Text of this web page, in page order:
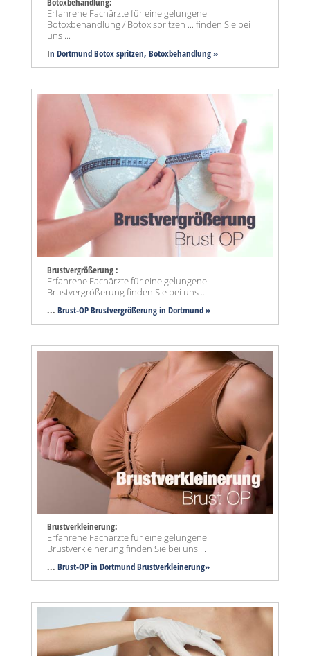
Erfahrene Fachärzte für eine gelungene
Botoxbehandlung / Botox spritzen ... finden Sie bei
uns ...
In Dortmund Botox spritzen, Botoxbehandlung »
Brustvergrößerung :
Erfahrene Fachärzte für eine gelungene
Brustvergrößerung finden Sie bei uns ...
... Brust-OP Brustvergrößerung in Dortmund »
Brustverkleinerung:
Erfahrene Fachärzte für eine gelungene
Brustverkleinerung finden Sie bei uns ...
... Brust-OP in Dortmund Brustverkleinerung»